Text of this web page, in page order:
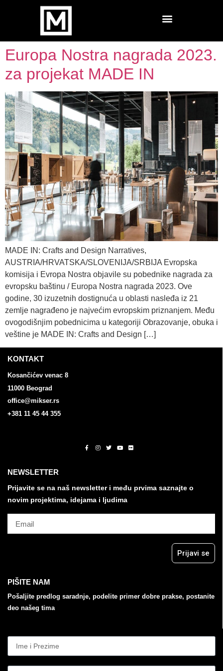
Europa Nostra nagrada 2023.
za projekat MADE IN
MADE IN: Crafts and Design Narratives,
AUSTRIA/HRVATSKA/SLOVENIJA/SRBIJA Evropska
komisija i Evropa Nostra objavile su pobednike nagrada za
evropsku baštinu / Europa Nostra nagrada 2023. Ove
godine, 30 izuzetnih dostignuća u oblasti nasleđa iz 21
zemlje nagrađeno je najvećim evropskim priznanjem. Među
ovogodišnjim pobednicima u kategoriji Obrazovanje, obuka i
veštine je MADE IN: Crafts and Design […]
KONTAKT
Kosančićev venac 8
11000 Beograd
office@mikser.rs
+381 11 45 44 355
NEWSLETTER
Prijavite se na naš newsletter i među prvima saznajte o
novim projektima, idejama i ljudima
Prijavi se
PIŠITE NAM
Pošaljite predlog saradnje, podelite primer dobre prakse, postanite
deo našeg tima